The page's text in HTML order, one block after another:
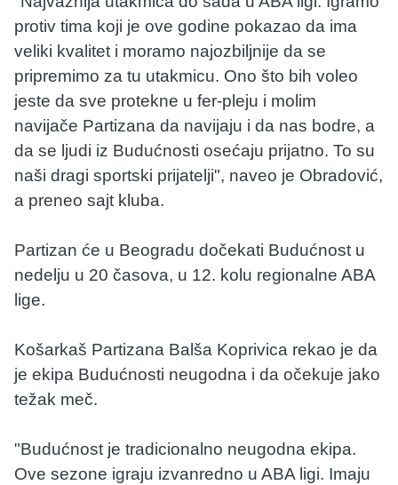
protiv tima koji je ove godine pokazao da ima
veliki kvalitet i moramo najozbiljnije da se
pripremimo za tu utakmicu. Ono što bih voleo
jeste da sve protekne u fer-pleju i molim
navijače Partizana da navijaju i da nas bodre, a
da se ljudi iz Budućnosti osećaju prijatno. To su
naši dragi sportski prijatelji", naveo je Obradović,
a preneo sajt kluba.
Partizan će u Beogradu dočekati Budućnost u
nedelju u 20 časova, u 12. kolu regionalne ABA
lige.
Košarkaš Partizana Balša Koprivica rekao je da
je ekipa Budućnosti neugodna i da očekuje jako
težak meč.
"Budućnost je tradicionalno neugodna ekipa.
Ove sezone igraju izvanredno u ABA ligi. Imaju